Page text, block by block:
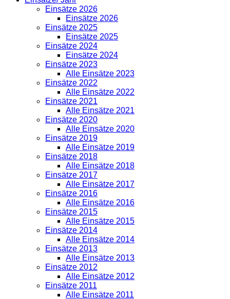
Einsätze 2026
Einsätze 2026
Einsätze 2025
Einsätze 2025
Einsätze 2024
Einsätze 2024
Einsätze 2023
Alle Einsätze 2023
Einsätze 2022
Alle Einsätze 2022
Einsätze 2021
Alle Einsätze 2021
Einsätze 2020
Alle Einsätze 2020
Einsätze 2019
Alle Einsätze 2019
Einsätze 2018
Alle Einsätze 2018
Einsätze 2017
Alle Einsätze 2017
Einsätze 2016
Alle Einsätze 2016
Einsätze 2015
Alle Einsätze 2015
Einsätze 2014
Alle Einsätze 2014
Einsätze 2013
Alle Einsätze 2013
Einsätze 2012
Alle Einsätze 2012
Einsätze 2011
Alle Einsätze 2011